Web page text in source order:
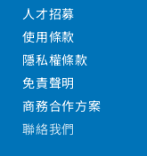
人才招募
使用條款
隱私權條款
免責聲明
商務合作方案
聯絡我們